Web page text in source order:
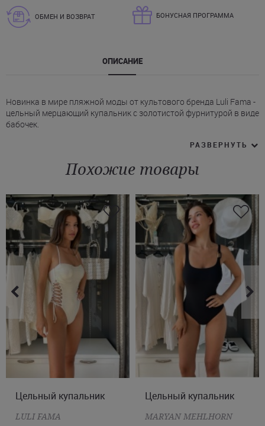
ОБМЕН И ВОЗВРАТ БОНУСНАЯ ПРОГРАММА
ОПИСАНИЕ
Новинка в мире пляжной моды от культового бренда Luli Fama -
цельный мерцающий купальник с золотистой фурнитурой в виде
бабочек.
* Высокий вырез плавок Лули Фама на бедрах.
Блестящая черная текстура купальника отражает солнечные
лучи, делая образ еще более завораживающим. Не упустите
шанс стать обладательницей черно-золотого купальника Luli
Fama! Менеджеры нашего интернет-магазина помогут
оформить быструю доставку в Луцк, Черкассы, Днепр и другие
города Украины.
РАЗВЕРНУТЬ
Похожие товары
S M L
Цельный купальник
LULI FAMA
M L XL 2XL
Цельный купальник
MARYAN MEHLHORN